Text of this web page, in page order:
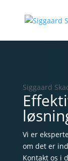
Siggaard
Vi er
om det er
Kontakt os i